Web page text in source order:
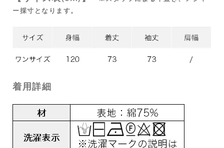
ー採寸となります。
着用詳細